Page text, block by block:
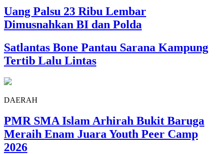
Uang Palsu 23 Ribu Lembar
Dimusnahkan BI dan Polda
Satlantas Bone Pantau Sarana Kampung
Tertib Lalu Lintas
DAERAH
PMR SMA Islam Arhirah Bukit Baruga
Meraih Enam Juara Youth Peer Camp
2026